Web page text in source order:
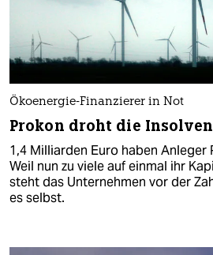
Ökoenergie-Finanzierer in Not
Prokon droht die
1,4 Milliarden Euro haben Anleger
Weil nun zu viele auf einmal ihr
steht das Unternehmen vor der
es selbst.